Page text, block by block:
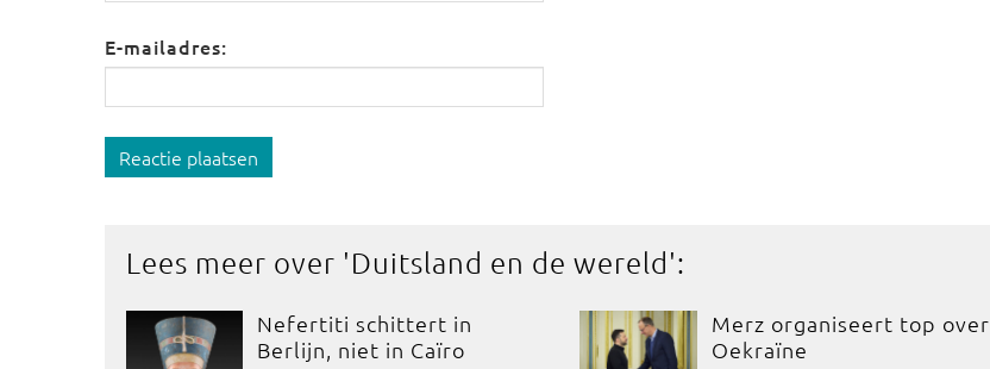
E-mailadres:
Reactie plaatsen
Lees meer over 'Duitsland en de wereld':
Nefertiti schittert in
Berlijn, niet in Caïro
Merz organiseert top over
Oekraïne